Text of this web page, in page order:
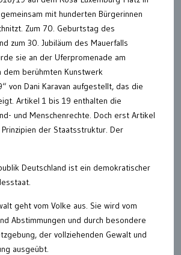
mit hunderten Bürgerinnen
Zum 70. Geburtstag des
zum 30. Jubiläum des Mauerfalls
sie an der Uferpromenade am
dem berühmten Kunstwerk
von Dani Karavan aufgestellt, das die
Artikel 1 bis 19 enthalten die
und Menschenrechte. Doch erst Artikel
der Staatsstruktur. Der
Deutschland ist ein demokratischer
geht vom Volke aus. Sie wird vom
Abstimmungen und durch besondere
der vollziehenden Gewalt und
ausgeübt.